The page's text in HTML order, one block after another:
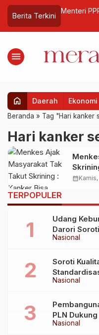
Berita Terkini
Menteri
Usaha
menu
home Daerah Ekonomi
Beranda » Tag "Hari kanker
Hari kanker
calendar_month
TERPOPULER
Nasional
Udang
Darori
Nasional
Soroti
Air Minum
Nasional
PLN
Nasional